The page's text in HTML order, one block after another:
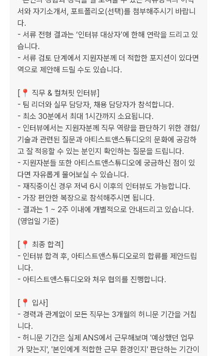
서와 자기소개서, 포트폴리오(선택)를 첨부해주시기 바랍니
다.
- 서류 전형 결과는 ‘인터뷰 대상자’에 한해 연락을 드리고 있
습니다.
- 서류 검토 단계에서 지원자분께 더 적합한 포지션이 있다면
역으로 제안해 드릴 수도 있습니다.
[📍 직무 & 컬쳐핏 인터뷰]
- 팀 리더와 실무 담당자, 채용 담당자가 참석합니다.
- 최소 30분에서 최대 1시간까지 소요됩니다.
- 인터뷰에서는 지원자분께 직무 역량을 판단하기 위한 경험/
기술과 관련된 질문과 아티스트앤스튜디오의 문화에 공감하
고 잘 적응할 수 있는 분인지 확인하는 질문을 드립니다.
- 지원자분들 또한 아티스트앤스튜디오에 궁금하신 점이 있
다면 자유롭게 물어보실 수 있습니다.
- 재직중이신 경우 저녁 6시 이후의 인터뷰도 가능합니다.
- 가장 편안한 복장으로 참석해주시면 됩니다.
- 결과는 1 ~ 2주 이내에 개별적으로 안내드리고 있습니다.
(영업일 기준)
[📍 최종 합격]
- 인터뷰 합격 후, 아티스트앤스튜디오로의 합류를 제안드립
니다.
- 아티스트앤스튜디오와 처우 협의를 진행합니다.
[📍 입사]
- 경력과 관계없이 모든 직무는 3개월의 허니문 기간을 거칩
니다.
- 허니문 기간은 실제 ANS에서 근무해보며 '예상했던 업무
가 맞는지', '본인에게 적합한 근무 환경인지' 판단하는 기간이